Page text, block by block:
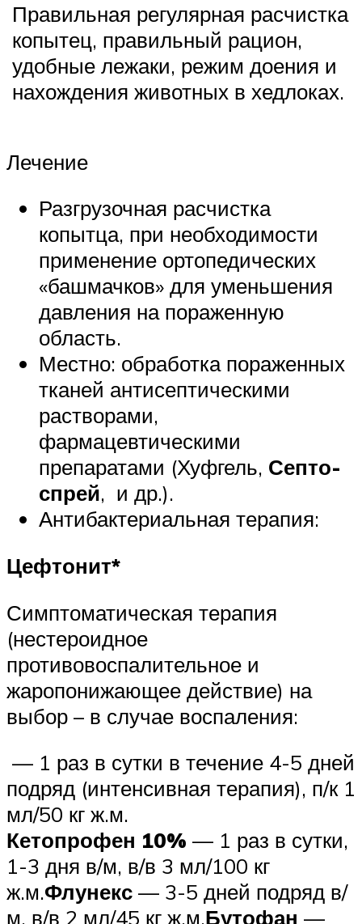
Правильная регулярная расчистка
копытец, правильный рацион,
удобные лежаки, режим доения и
нахождения животных в хедлоках.
Лечение
Разгрузочная расчистка
копытца, при необходимости
применение ортопедических
«башмачков» для уменьшения
давления на пораженную
область.
Местно: обработка пораженных
тканей антисептическими
растворами,
фармацевтическими
препаратами (Хуфгель, Септо-
спрей, и др.).
Антибактериальная терапия:
Цефтонит*
Симптоматическая терапия
(нестероидное
противовоспалительное и
жаропонижающее действие) на
выбор – в случае воспаления:
— 1 раз в сутки в течение 4-5 дней
подряд (интенсивная терапия), п/к 1
мл/50 кг ж.м.
Кетопрофен 10% — 1 раз в сутки,
1-3 дня в/м, в/в 3 мл/100 кг
ж.м.Флунекс — 3-5 дней подряд в/
м, в/в 2 мл/45 кг ж.м.Бутофан —